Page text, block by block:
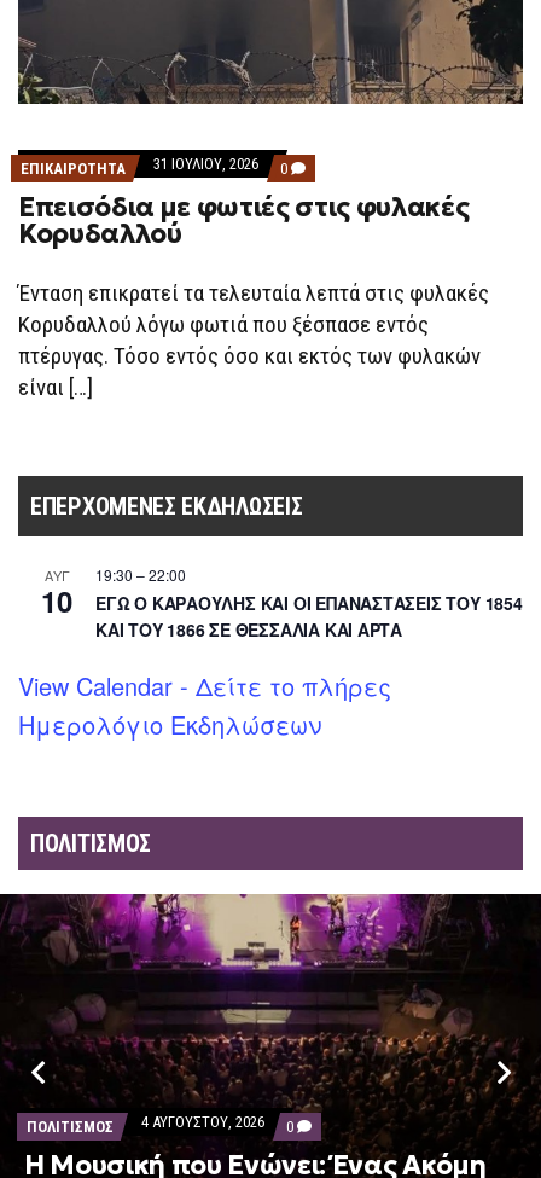
ΕΠΙΚΑΙΡΟΤΗΤΑ 31 ΙΟΥΛΊΟΥ, 2026 0 COMMENTS
ON
ΕΠΕΙΣΌΔΙΑ
ΜΕ
ΚΟΡΥΔΑΛΛΟΎ
Επεισόδια με φωτιές στις φυλακές
Κορυδαλλού
Ένταση επικρατεί τα τελευταία λεπτά στις φυλακές
Κορυδαλλού λόγω φωτιά που ξέσπασε εντός
πτέρυγας. Τόσο εντός όσο και εκτός των φυλακών
είναι […]
ΕΠΕΡΧΌΜΕΝΕΣ ΕΚΔΗΛΏΣΕΙΣ
ΑΥΓ
10
19:30 –22:00
ΕΓΩ Ο ΚΑΡΑΟΥΛΗΣ ΚΑΙ ΟΙ ΕΠΑΝΑΣΤΑΣΕΙΣ ΤΟΥ 1854
ΚΑΙ ΤΟΥ 1866 ΣΕ ΘΕΣΣΑΛΙΑ ΚΑΙ ΑΡΤΑ
View Calendar - Δείτε το πλήρες
Ημερολόγιο Εκδηλώσεων
ΠΟΛΙΤΙΣΜΟΣ
ΠΟΛΙΤΙΣΜΟΣ 4 ΑΥΓΟΎΣΤΟΥ, 2026 0 COMMENTS
ON
Η
Η Μουσική που Ενώνει: Ένας Ακόμη